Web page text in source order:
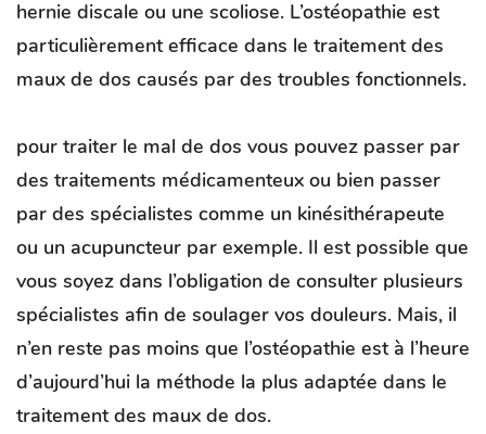
hernie discale ou une scoliose. L’ostéopathie est
particulièrement efficace dans le traitement des
maux de dos causés par des troubles fonctionnels.
pour traiter le mal de dos vous pouvez passer par
des traitements médicamenteux ou bien passer
par des spécialistes comme un kinésithérapeute
ou un acupuncteur par exemple. Il est possible que
vous soyez dans l’obligation de consulter plusieurs
spécialistes afin de soulager vos douleurs. Mais, il
n’en reste pas moins que l’ostéopathie est à l’heure
d’aujourd’hui la méthode la plus adaptée dans le
traitement des maux de dos.